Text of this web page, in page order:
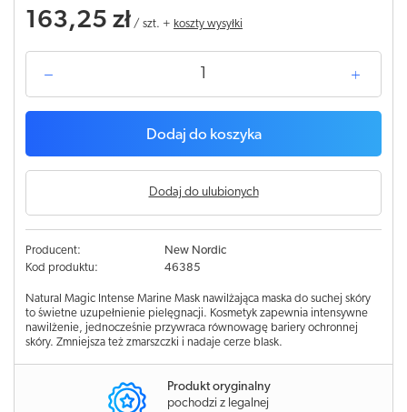
163,25 zł / szt. + koszty wysyłki
Dodaj do koszyka
Dodaj do ulubionych
Producent:
New Nordic
Kod produktu:
46385
Natural Magic Intense Marine Mask nawilżająca maska do suchej skóry
to świetne uzupełnienie pielęgnacji. Kosmetyk zapewnia intensywne
nawilżenie, jednocześnie przywraca równowagę bariery ochronnej
skóry. Zmniejsza też zmarszczki i nadaje cerze blask.
Produkt oryginalny
pochodzi z legalnej